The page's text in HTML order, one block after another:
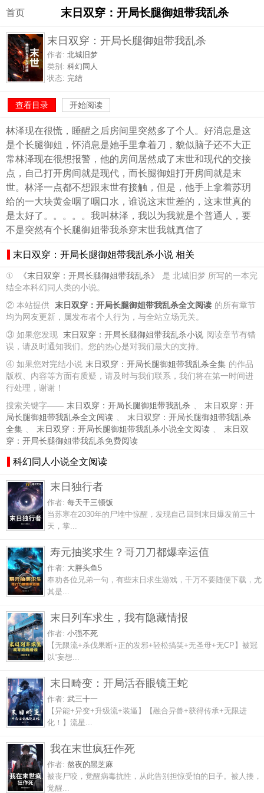
首页 末日双穿：开局长腿御姐带我乱杀
末日双穿：开局长腿御姐带我乱杀
作者: 北城旧梦
类别: 科幻同人
状态: 完结
查看目录 开始阅读
林泽现在很慌，睡醒之后房间里突然多了个人。好消息是这
是个长腿御姐，怀消息是她手里拿着刀，貌似脑子还不大正
常林泽现在很想报警，他的房间居然成了末世和现代的交接
点，自己打开房间就是现代，而长腿御姐打开房间就是末
世。林泽一点都不想跟末世有接触，但是，他手上拿着苏玥
给的一大块黄金咽了咽口水，谁说这末世差的，这末世真的
是太好了。。。。。我叫林泽，我以为我就是个普通人，要
不是突然有个长腿御姐带我杀穿末世我就真信了
末日双穿：开局长腿御姐带我乱杀小说 相关
① 《末日双穿：开局长腿御姐带我乱杀》
是 北城旧梦 所写的一本完
结全本科幻同人类的小说。
② 本站提供 末日双穿：开局长腿御姐带我乱杀全文阅读 的所有章节
均为网友更新，属发布者个人行为，与全站立场无关。
③ 如果您发现 末日双穿：开局长腿御姐带我乱杀小说 阅读章节有错
误，请及时通知我们。您的热心是对我们最大的支持。
④ 如果您对完结小说 末日双穿：开局长腿御姐带我乱杀全集 的作品
版权、内容等方面有质疑，请及时与我们联系，我们将在第一时间进
行处理，谢谢！
搜索关键字—— 末日双穿：开局长腿御姐带我乱杀 、
末日双穿：开
局长腿御姐带我乱杀全文阅读 、
末日双穿：开局长腿御姐带我乱杀
全集 、 末日双穿：开局长腿御姐带我乱杀小说全文阅读 、
末日双
穿：开局长腿御姐带我乱杀免费阅读
科幻同人小说全文阅读
末日独行者
作者: 每天干三顿饭
当苏寒在2030年的尸堆中惊醒，发现自己回到末日爆发前三十
天，掌...
寿元抽奖求生？哥刀刀都爆幸运值
作者: 大胖头鱼5
奉劝各位兄弟一句，有些末日求生游戏，千万不要随便下载，尤
其是...
末日列车求生，我有隐藏情报
作者: 小强不死
【无限流+杀伐果断+正的发邪+轻松搞笑+无圣母+无CP】被冠
以“妄想...
末日畸变：开局活吞眼镜王蛇
作者: 武三十一
【异能+异变+升级流+装逼】【融合异兽+获得传承+无限进
化！】流星...
我在末世疯狂作死
作者: 熬夜的黑芝麻
被丧尸咬，觉醒病毒抗性，从此告别担惊受怕的日子。被人揍，
觉醒...